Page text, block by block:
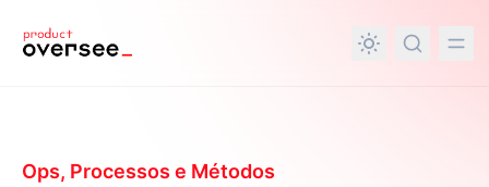
principal
Ops, Processos e Métodos